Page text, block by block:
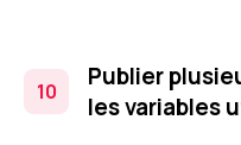
Publier
les variables